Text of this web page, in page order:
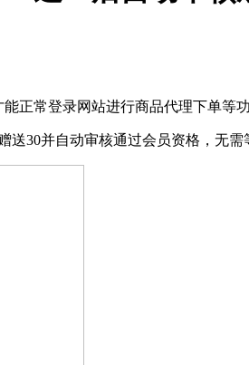
正常登录网站进行商品代理下单等功
30并自动审核通过会员资格，无需